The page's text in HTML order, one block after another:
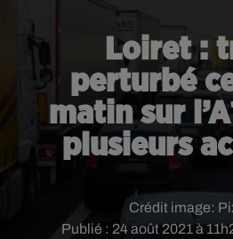
Loiret :
perturbé
matin sur
plusieurs
Publié : 24 août 2021 à
Crédit image: